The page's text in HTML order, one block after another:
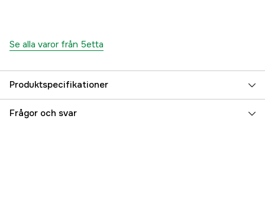
Se alla varor från 5etta
Produktspecifikationer
Referensnummer 3000007124
Frågor och svar